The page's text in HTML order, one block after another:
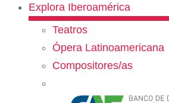
Explora Iberoamérica
Teatros
Ópera Latinoamericana
Compositores/as